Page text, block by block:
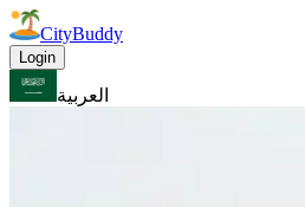
CityBuddy
Login
العربية